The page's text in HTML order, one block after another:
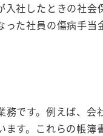
社したときの社
た社員の傷病手
です。例えば、会
す。これらの帳